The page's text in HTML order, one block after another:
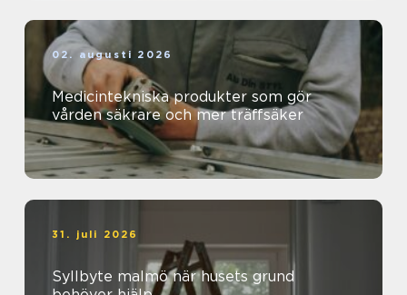
02. augusti 2026
Medicintekniska produkter som gör
vården säkrare och mer träffsäker
31. juli 2026
Syllbyte malmö när husets grund